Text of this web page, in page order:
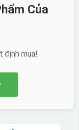
Của
định mua!